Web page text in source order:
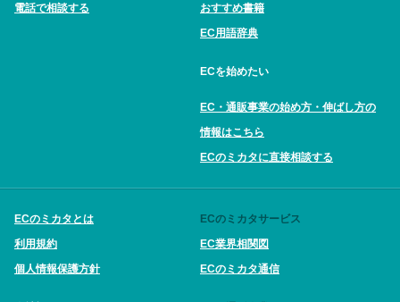
電話で相談する
おすすめ書籍
EC用語辞典
ECを始めたい
EC・通販事業の始め方・伸ばし方の
情報はこちら
ECのミカタに直接相談する
ECのミカタとは
利用規約
個人情報保護方針
ECのミカタサービス
EC業界相関図
ECのミカタ通信